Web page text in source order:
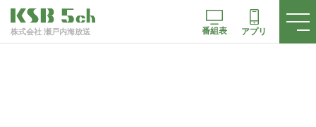
株式会社 瀬戸内海放送 番組表 アプリ